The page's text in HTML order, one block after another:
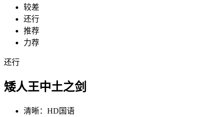
较差
还行
推荐
力荐
还行
矮人王中土之剑
清晰： HD国语